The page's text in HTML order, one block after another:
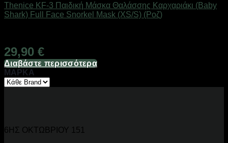
Thenice KF-3 Παιδική Μάσκα Θαλάσσης Καρχαριάκι (Baby
Shark) Full Face Snorkel Mask (XS/S) (Ροζ)
29,90 €
Διαβάστε περισσότερα
ΜΑΡΚΑ
6ΗΣ ΟΚΤΩΒΡΙΟΥ 151